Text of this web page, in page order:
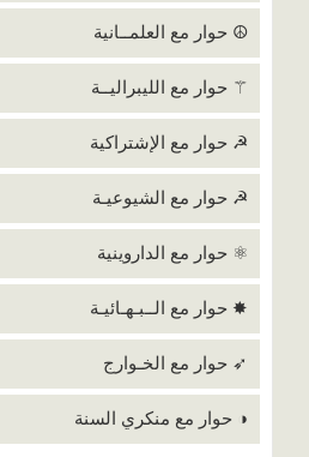
☮ حوار مع العلمــانية
⚚ حوار مع الليبراليــة
☭ حوار مع الإشتراكية
☭ حوار مع الشيوعيـة
⚛ حوار مع الداروينية
✸ حوار مع الــبـهـائيـة
➶ حوار مع الخـوارج
◑ حوار مع منكري السنة